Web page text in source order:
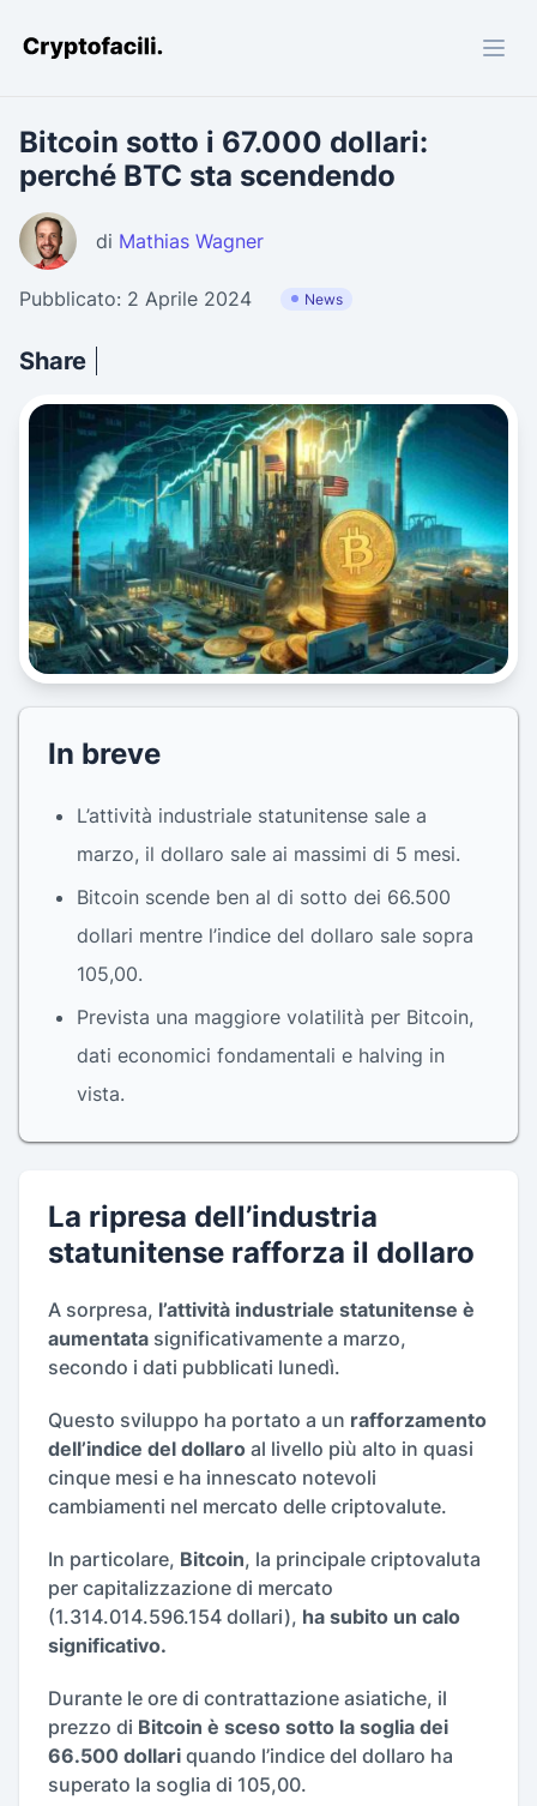
Cryptofacili.com
Bitcoin sotto i 67.000 dollari:
perché BTC sta scendendo
di Mathias Wagner
Pubblicato: 2 Aprile 2024 News
Share
In breve
L’attività industriale statunitense sale a
marzo, il dollaro sale ai massimi di 5 mesi.
Bitcoin scende ben al di sotto dei 66.500
dollari mentre l’indice del dollaro sale sopra
105,00.
Prevista una maggiore volatilità per Bitcoin,
dati economici fondamentali e halving in
vista.
La ripresa dell’industria
statunitense rafforza il dollaro
A sorpresa, l’attività industriale statunitense è
aumentata significativamente a marzo,
secondo i dati pubblicati lunedì.
Questo sviluppo ha portato a un rafforzamento
dell’indice del dollaro al livello più alto in quasi
cinque mesi e ha innescato notevoli
cambiamenti nel mercato delle criptovalute.
In particolare, Bitcoin, la principale criptovaluta
per capitalizzazione di mercato
(1.314.014.596.154 dollari), ha subito un calo
significativo.
Durante le ore di contrattazione asiatiche, il
prezzo di Bitcoin è sceso sotto la soglia dei
66.500 dollari quando l’indice del dollaro ha
superato la soglia di 105,00.